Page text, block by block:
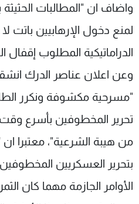
واضاف ان "المطالبات
لمنع دخول الإرهابيين باتت
الدراماتيكية المطلوب إقفال
وعن اعلان عناصر الدرك
"مسرحية مكشوفة ونكرر
تحرير المخطوفين بأسرع
من هيبة الشرعية"، معتبرا ان
بتحرير العسكريين المخطوفين
الأوامر الجازمة مهما كان